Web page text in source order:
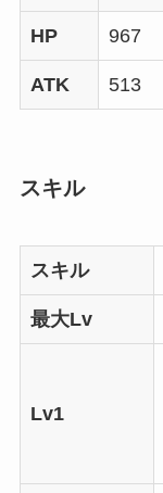
HP 967
ATK 513
スキル
スキル
最大Lv
Lv1